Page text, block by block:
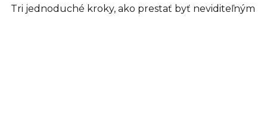
Tri jednoduché kroky, ako prestať byť neviditeľným